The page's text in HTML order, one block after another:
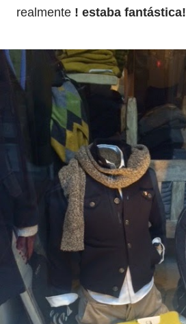
realmente ! estaba fantástica!